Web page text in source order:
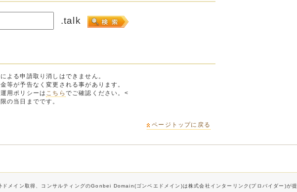
.talk
よる申請取り消しはできません。
等が予告なく変更される事があります。
用ポリシーは こちら でご確認ください。<
の当日までです。
ページトップに戻る
メイン取得、コンサルティングのGonbei Domain(ゴンベエドメイン)は株式会社インターリンク(プロバイダー)が提